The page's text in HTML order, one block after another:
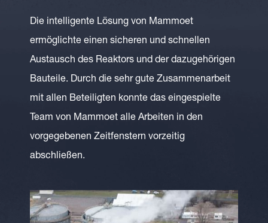
Die intelligente Lösung von Mammoet
ermöglichte einen sicheren und schnellen
Austausch des Reaktors und der dazugehörigen
Bauteile. Durch die sehr gute Zusammenarbeit
mit allen Beteiligten konnte das eingespielte
Team von Mammoet alle Arbeiten in den
vorgegebenen Zeitfenstern vorzeitig
abschließen.